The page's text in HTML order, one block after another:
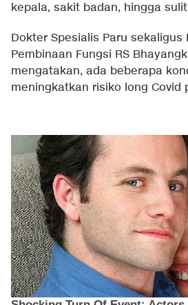
kepala, sakit badan, hingga
Dokter Spesialis Paru sekaligus
Pembinaan Fungsi RS
mengatakan, ada beberapa
meningkatkan risiko long Covid